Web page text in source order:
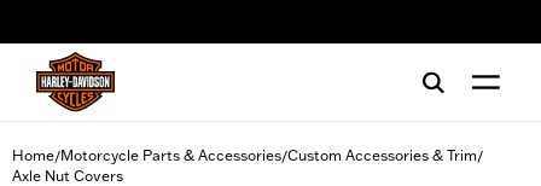
Home/Motorcycle Parts & Accessories/Custom Accessories & Trim/
Axle Nut Covers